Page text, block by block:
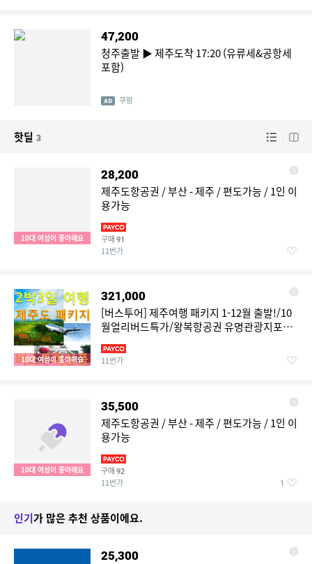
47,200
청주출발 ▶ 제주도착 17:20 (유류세&공항세
포함)
쿠팡
핫딜 3
10대 여성이 좋아해요
28,200
제주도항공권 / 부산 - 제주 / 편도가능 / 1인 이
용가능
구매 91
11번가
10대 여성이 좋아해요
321,000
[버스투어] 제주여행 패키지 1-12월 출발!/10
월얼리버드특가/왕복항공권 유명관광지포함
/ 김포/광주/청주/부산-제주 / 항공숙소여행포
함
11번가
10대 여성이 좋아해요
35,500
제주도항공권 / 부산 - 제주 / 편도가능 / 1인 이
용가능
구매 92
11번가 1
인기가 많은 추천 상품이에요.
25,300